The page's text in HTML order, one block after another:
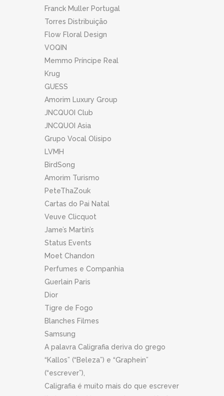
Franck Muller Portugal
Torres Distribuição
Flow Floral Design
VOQIN
Memmo Príncipe Real
Krug
GUESS
Amorim Luxury Group
JNCQUOI Club
JNCQUOI Asia
Grupo Vocal Olisipo
LVMH
BirdSong
Amorim Turismo
PeteThaZouk
Cartas do Pai Natal
Veuve Clicquot
Jame’s Martin’s
Status Events
Moet Chandon
Perfumes e Companhia
Guerlain Paris
Dior
Tigre de Fogo
Blanches Filmes
Samsung
A palavra Caligrafia deriva do grego
“Kallos” (“Beleza”) e “Graphein”
(“escrever”),
Caligrafia é muito mais do que escrever